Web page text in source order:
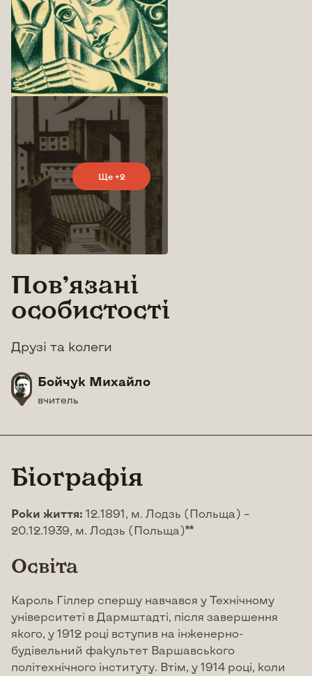
Ще +2
Повʼязані
особистості
Друзі та колеги
Бойчук Михайло
вчитель
Біографія
Роки життя: 12.1891, м. Лодзь (Польща) –
20.12.1939, м. Лодзь (Польща)**
Освіта
Кароль Гіллер спершу навчався у Технічному
університеті в Дармштадті, після завершення
якого, у 1912 році вступив на інженерно-
будівельний факультет Варшавського
політехнічного інституту. Втім, у 1914 році, коли